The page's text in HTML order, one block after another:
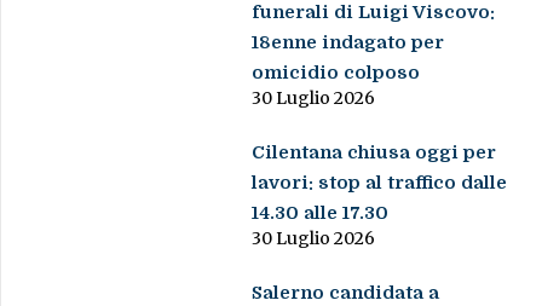
funerali di Luigi Viscovo:
18enne indagato per
omicidio colposo
30 Luglio 2026
Cilentana chiusa oggi per
lavori: stop al traffico dalle
14.30 alle 17.30
30 Luglio 2026
Salerno candidata a